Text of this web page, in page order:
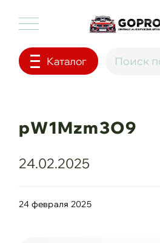
Каталог
pW1Mzm3O9
24.02.2025
24 февраля 2025